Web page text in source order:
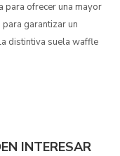
para ofrecer una mayor
garantizar un
distintiva suela waffle
INTERESAR